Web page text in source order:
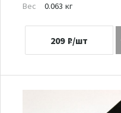
Вес
0.063 кг
209 ₽/шт